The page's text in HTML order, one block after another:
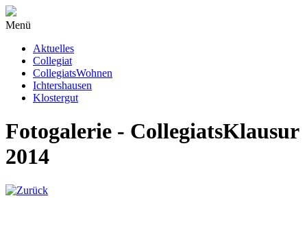
Menü
Aktuelles
Collegiat
CollegiatsWohnen
Ichtershausen
Klostergut
Fotogalerie - CollegiatsKlausur
2014